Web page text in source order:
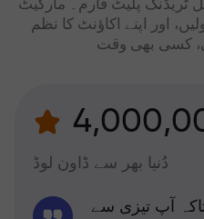
ٹریڈنگ پلیٹ فارم۔ مارکیٹ
اور اپنے اکاؤنٹ کا نظم
کسی بھی وقت
دُنیا بھر سے ڈاون لوڈ
آپ تیزی سے